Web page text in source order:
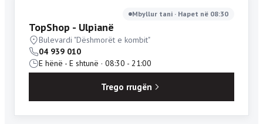
Mbyllur tani · Hapet në 08:30
TopShop - Ulpianë
Bulevardi "Dëshmorët e kombit"
04 939 010
E hënë - E shtunë · 08:30 - 21:00
Trego rrugën